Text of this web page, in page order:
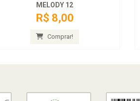
MELODY 12
R$ 8,00
Comprar!